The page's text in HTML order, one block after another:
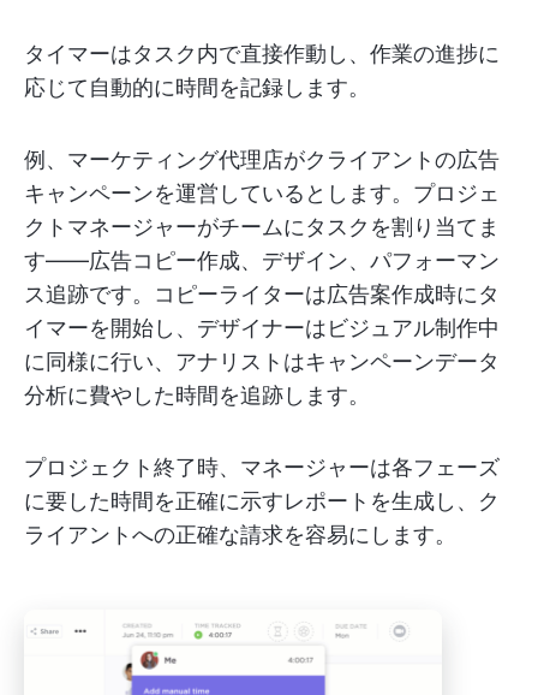
タイマーはタスク内で直接作動し、作業の進捗に
応じて自動的に時間を記録します。
例、マーケティング代理店がクライアントの広告
キャンペーンを運営しているとします。プロジェ
クトマネージャーがチームにタスクを割り当てま
す——広告コピー作成、デザイン、パフォーマン
ス追跡です。コピーライターは広告案作成時にタ
イマーを開始し、デザイナーはビジュアル制作中
に同様に行い、アナリストはキャンペーンデータ
分析に費やした時間を追跡します。
プロジェクト終了時、マネージャーは各フェーズ
に要した時間を正確に示すレポートを生成し、ク
ライアントへの正確な請求を容易にします。